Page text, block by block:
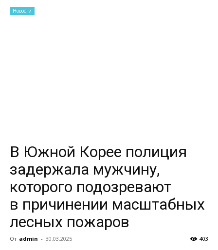
Новости
В Южной Корее полиция
задержала мужчину,
которого подозревают
в причинении масштабных
лесных пожаров
От admin - 30.03.2025 403